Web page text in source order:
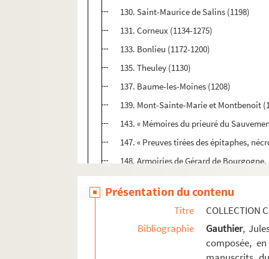
130. Saint-Maurice de Salins (1198)
131. Corneux (1134-1275)
133. Bonlieu (1172-1200)
135. Theuley (1130)
137. Baume-les-Moines (1208)
139. Mont-Sainte-Marie et Montbenoît
143. « Mémoires du prieuré du
147. « Preuves tirées des épitaphes,
148. Armoiries de Gérard de
154. « Burgundiae comitum... epitaphia
163. « Copies des preuves signées de
201. « Sententia Joannis,
203. Table analytique des pièces qui
Présentation du contenu
Titre
COLLECTION
Bibliographie
Gauthier,
composée,